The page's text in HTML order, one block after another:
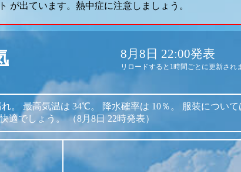
が出ています。熱中症に注意しましょう。
8月8日 22:00発表
リロードすると1時間ごとに更新され
。 最高気温は 34℃。 降水確率は 10％。
服装について
適でしょう。（8月8日 22時発表）